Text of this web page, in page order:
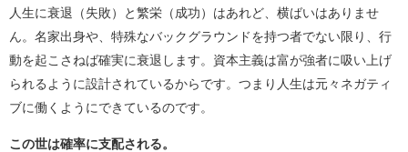
人生に衰退（失敗）と繁栄（成功）はあれど、横ばいはありませ
ん。名家出身や、特殊なバックグラウンドを持つ者でない限り、行
動を起こさねば確実に衰退します。資本主義は富が強者に吸い上げ
られるように設計されているからです。つまり人生は元々ネガティ
ブに働くようにできているのです。
この世は確率に支配される。